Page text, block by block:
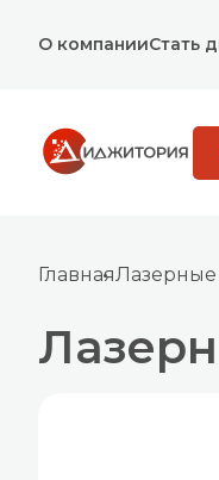
О компанииСтать
Главная